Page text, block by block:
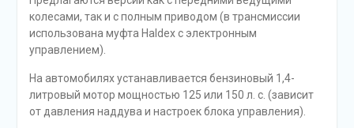
колесами, так и с полным приводом (в трансмиссии
использована муфта Haldex с электронным
управлением).
На автомобилях устанавливается бензиновый 1,4-
литровый мотор мощностью 125 или 150 л. с. (зависит
от давления наддува и настроек блока управления).